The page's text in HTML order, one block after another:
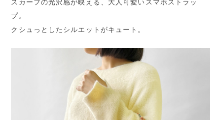
スカーフの光沢感が映える、大人可愛いスマホストラッ
プ。
クシュっとしたシルエットがキュート。